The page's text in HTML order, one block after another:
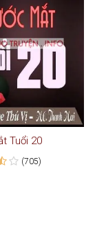
Tuổi 20
(705)